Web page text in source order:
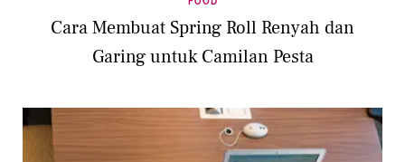
Cara Membuat Spring Roll Renyah dan
Garing untuk Camilan Pesta